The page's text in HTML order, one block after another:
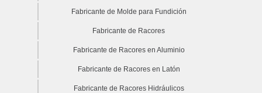
Fabricante de Molde para Fundición
Fabricante de Racores
Fabricante de Racores en Aluminio
Fabricante de Racores en Latón
Fabricante de Racores Hidráulicos